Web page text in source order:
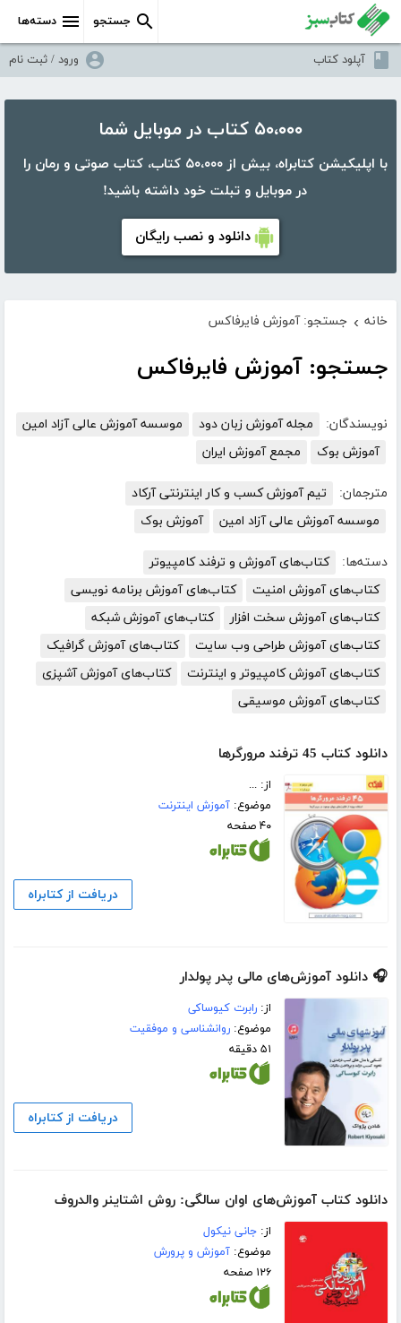
دسته‌ها جستجو
آپلود کتاب ورود / ثبت نام
۵۰،۰۰۰ کتاب در موبایل شما
با اپلیکیشن کتابراه، بیش از ۵۰،۰۰۰ کتاب، کتاب صوتی و رمان را
در موبایل و تبلت خود داشته باشید!
دانلود و نصب رایگان
خانه › جستجو: آموزش فایرفاکس
جستجو: آموزش فایرفاکس
نویسندگان: مجله آموزش زبان دود
موسسه آموزش عالی آزاد امین
آموزش بوک
مجمع آموزش ایران
مترجمان:
تیم آموزش کسب و کار اینترنتی آرکاد
موسسه آموزش عالی آزاد امین
آموزش بوک
دسته‌ها:
کتاب‌های آموزش و ترفند کامپیوتر
کتاب‌های آموزش امنیت
کتاب‌های آموزش برنامه نویسی
کتاب‌های آموزش سخت افزار
کتاب‌های آموزش شبکه
کتاب‌های آموزش طراحی وب سایت
کتاب‌های آموزش گرافیک
کتاب‌های آموزش کامپیوتر و اینترنت
کتاب‌های آموزش آشپزی
کتاب‌های آموزش موسیقی
دانلود کتاب 45 ترفند مرورگرها
از: ...
موضوع:آموزش اینترنت
۴۰ صفحه
دریافت از کتابراه
🎧 دانلود آموزش‌های مالی پدر پولدار
از:رابرت کیوساکی
موضوع:روانشناسی و موفقیت
۵۱ دقیقه
دریافت از کتابراه
دانلود کتاب آموزش‌های اوان سالگی: روش اشتاینر والدروف
از:جانی نیکول
موضوع:آموزش و پرورش
۱۲۶ صفحه